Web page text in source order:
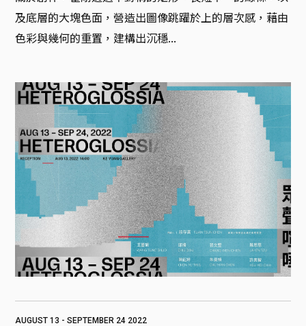
及底層的大塊色面，營造出圖像跳躍於上的層次感，藉由
色彩與幾何的重置，建構出沉穩...
AUGUST 13 - SEPTEMBER 24 2022